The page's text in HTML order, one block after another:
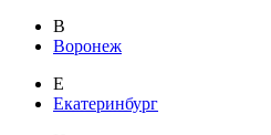
В
Воронеж
Е
Екатеринбург